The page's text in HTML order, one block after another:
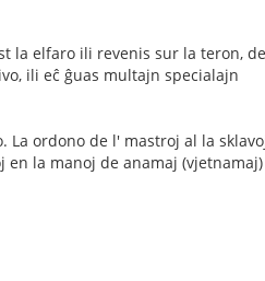
la elfaro ili revenis sur la teron,
ili eĉ ĝuas multajn specialajn
ordono de l' mastroj al la
la manoj de anamaj